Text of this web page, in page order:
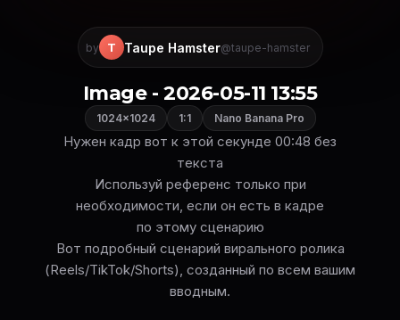
by T Taupe Hamster@taupe-hamster
Image - 2026-05-11 13:55
1024×1024 1:1 Nano Banana Pro
Нужен кадр вот к этой секунде 00:48 без
текста
Используй референс только при
необходимости, если он есть в кадре
по этому сценарию
Вот подробный сценарий вирального ролика
(Reels/TikTok/Shorts), созданный по всем вашим
вводным.